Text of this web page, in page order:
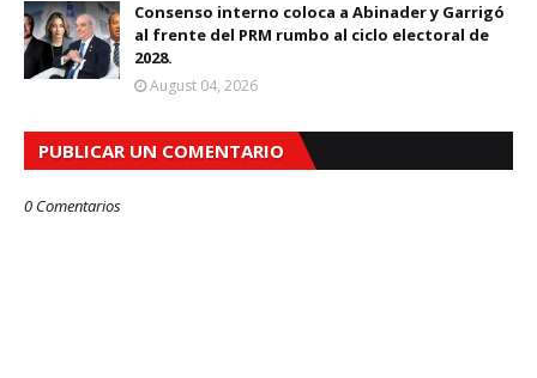
Consenso interno coloca a Abinader y Garrigó
al frente del PRM rumbo al ciclo electoral de
2028.
August 04, 2026
PUBLICAR UN COMENTARIO
0 Comentarios